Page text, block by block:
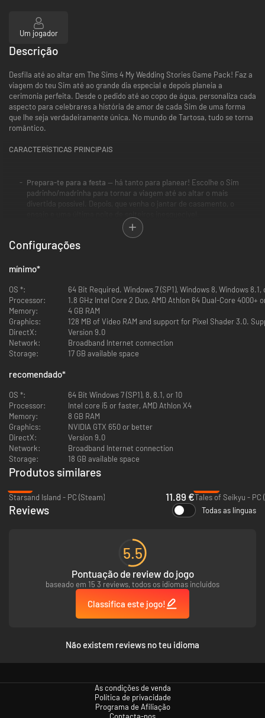
Um jogador
Descrição
Desfila até ao altar em The Sims 4 My Wedding Stories Game Pack! Faz a
viagem do teu Sim até ao grande dia especial e depois planeia a
cerimonia perfeita. Desde o pedido até ao copo de água, personaliza cada
aspecto para celebrares a história de amor de cada Sim de uma forma
que lhe seja verdadeiramente única. No mundo de Tartosa, tudo se torna
romântico.
CARACTERÍSTICAS PRINCIPAIS
Prepara-te para a festa — há tanto para planear! Escolhe o Sim
padrinho/madrinha para tornar a viagem até ao altar o mais
divertida possível. Depois, que venha o jantar de casamento, o
— entra em detalhes das próximas nupciais.
Escolhe a roupa do dia do casamento dos Sims e tudo o resto de
que precisam para o grande dia: menu, decoração, horário... Tudo
medida que os Sims provam bolos, escolhem as flores e chegam a
— antes do evento principal, celebra com a família num
jantar de ensaio. Quando finalmente chegar a altura, sente o amor e
vive todas as fantasias. Troca votos, alianças e beijos no altar antes
da verdadeira celebração começar. Começa por servir chá para a
família ou vai diretamente ao copo de água. Os recém-casados e os
convidados podem dançar com os seus entes queridos, enquanto o
casal corta o bolo, faz brindes e recebe as felicitações.
Configurações
mínimo*
OS *:
64 Bit Required. Windows 7 (SP1), Windows 8, Windows 8.1,
Processor:
1.8 GHz Intel Core 2 Duo, AMD Athlon 64 Dual-Core
Memory:
4 GB RAM
Graphics:
128 MB of Video RAM and support for Pixel Shader 3.0.
DirectX:
Version 9.0
Network:
Broadband Internet connection
Storage:
17 GB available space
recomendado*
OS *:
64 Bit Windows 7 (SP1), 8, 8.1, or 10
Processor:
Intel core i5 or faster, AMD Athlon X4
Memory:
8 GB RAM
Graphics:
NVIDIA GTX 650 or better
DirectX:
Version 9.0
Network:
Broadband Internet connection
Storage:
18 GB available space
Produtos similares
Starsand Island - PC (Steam)
11.89 €Tales of Seikyu - PC
Reviews Todas as línguas
5.5
Pontuação de review do jogo
baseado em 15 3 reviews, todos os idiomas incluídos
Classifica este jogo!
Não existem reviews no teu idioma
As condições de venda
Política de privacidade
Programa de Afiliação
Contacta-nos